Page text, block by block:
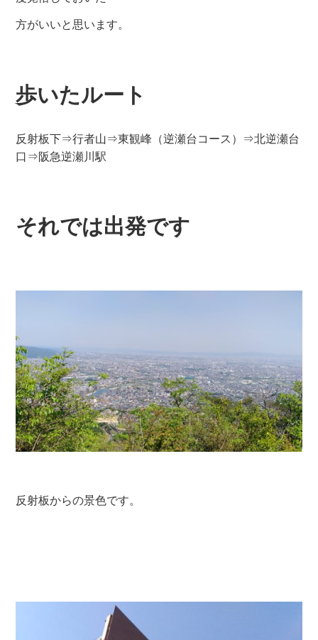
方がいいと思います。
歩いたルート
反射板下⇒行者山⇒東観峰（逆瀬台コース）⇒北逆瀬台
口⇒阪急逆瀬川駅
それでは出発です
反射板からの景色です。